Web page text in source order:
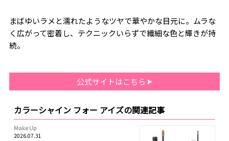
まばゆいラメと濡れたようなツヤで華やかな目元に。ムラな
く広がって密着し、テクニックいらずで繊細な色と輝きが持
続。
公式サイトはこちら
カラーシャイン フォー アイズの関連記事
Make Up
2026.07.31